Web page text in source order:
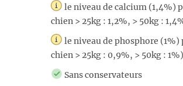
le niveau de calcium (1,4%)
chien > 25kg : 1,2%, > 50kg :
le niveau de phosphore
chien > 25kg : 0,9%, > 50kg : 1%)
Sans conservateurs